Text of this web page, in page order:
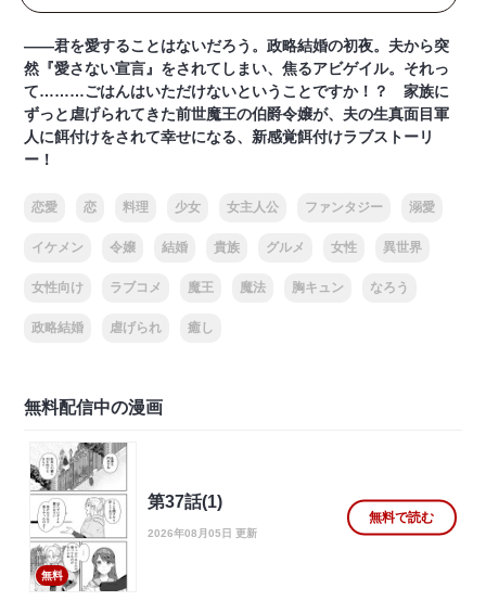
――君を愛することはないだろう。政略結婚の初夜。夫から突
然『愛さない宣言』をされてしまい、焦るアビゲイル。それっ
て………ごはんはいただけないということですか！？ 家族に
ずっと虐げられてきた前世魔王の伯爵令嬢が、夫の生真面目軍
人に餌付けをされて幸せになる、新感覚餌付けラブストーリ
ー！
恋愛 恋 料理 少女 女主人公 ファンタジー 溺愛
イケメン 令嬢 結婚 貴族 グルメ 女性 異世界
女性向け ラブコメ 魔王 魔法 胸キュン なろう
政略結婚 虐げられ 癒し
無料配信中の漫画
無料
第37話(1)
2026年08月05日 更新
無料で読む